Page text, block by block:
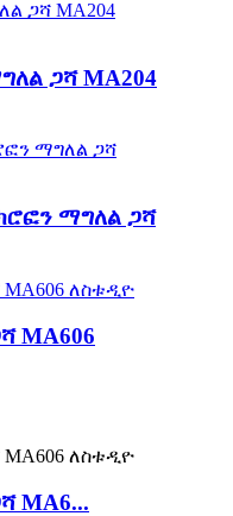
ጋሻ MA204
ማግለል ጋሻ
MA606
MA6...